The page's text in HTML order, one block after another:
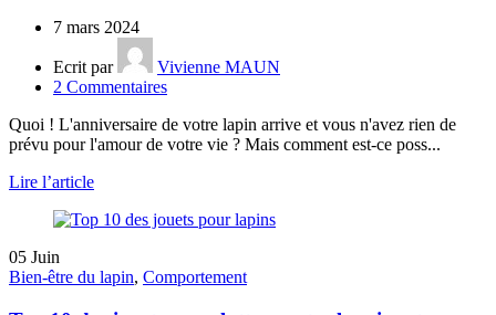
7 mars 2024
Ecrit par
Vivienne MAUN
2 Commentaires
Quoi ! L'anniversaire de votre lapin arrive et vous n'avez rien de
prévu pour l'amour de votre vie ? Mais comment est-ce poss...
Lire l’article
05 Juin
Bien-être du lapin, Comportement